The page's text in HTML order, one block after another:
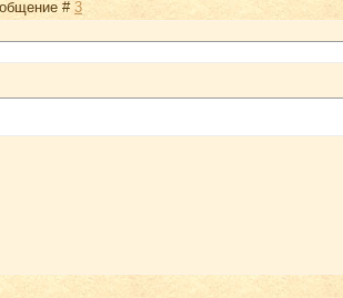
#3